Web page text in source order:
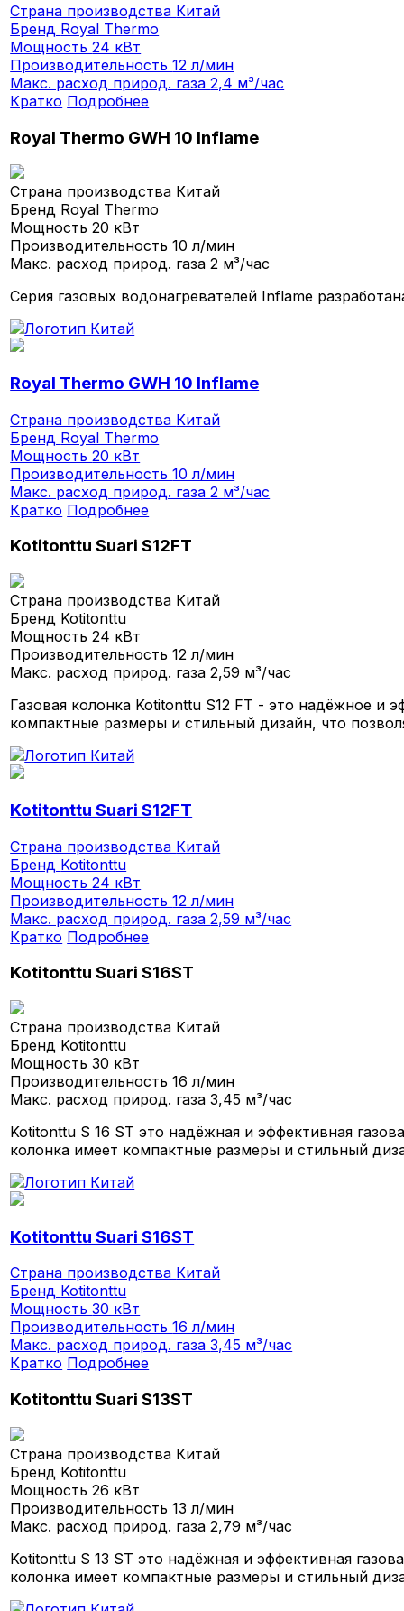
Страна производства Китай
Бренд Royal Thermo
Мощность24 кВт
Производительность12 л/мин
Макс. расход природ. газа2,4 м³/час
Кратко Подробнее
Royal Thermo GWH 10 Inflame
Страна производства Китай
Бренд Royal Thermo
Мощность20 кВт
Производительность10 л/мин
Макс. расход природ. газа2 м³/час
Серия газовых водонагревателей Inflame
Royal Thermo GWH 10 Inflame
Страна производства Китай
Бренд Royal Thermo
Мощность20 кВт
Производительность10 л/мин
Макс. расход природ. газа2 м³/час
Кратко Подробнее
Kotitonttu Suari S12FT
Страна производства Китай
Бренд Kotitonttu
Мощность24 кВт
Производительность12 л/мин
Макс. расход природ. газа2,59 м³/час
Газовая колонка Kotitonttu S12 FT - это надёжное и
компактные размеры и стильный дизайн, что
Kotitonttu Suari S12FT
Страна производства Китай
Бренд Kotitonttu
Мощность24 кВт
Производительность12 л/мин
Макс. расход природ. газа2,59 м³/час
Кратко Подробнее
Kotitonttu Suari S16ST
Страна производства Китай
Бренд Kotitonttu
Мощность30 кВт
Производительность16 л/мин
Макс. расход природ. газа3,45 м³/час
Kotitonttu S 16 ST это надёжная и эффективная
колонка имеет компактные размеры и стильный
Kotitonttu Suari S16ST
Страна производства Китай
Бренд Kotitonttu
Мощность30 кВт
Производительность16 л/мин
Макс. расход природ. газа3,45 м³/час
Кратко Подробнее
Kotitonttu Suari S13ST
Страна производства Китай
Бренд Kotitonttu
Мощность26 кВт
Производительность13 л/мин
Макс. расход природ. газа2,79 м³/час
Kotitonttu S 13 ST это надёжная и эффективная
колонка имеет компактные размеры и стильный